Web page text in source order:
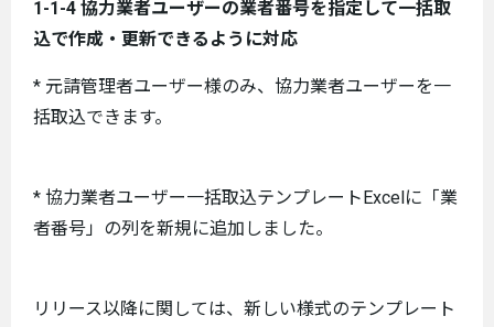
1-1-4 協力業者ユーザーの業者番号を指定して一括取
込で作成・更新できるように対応
* 元請管理者ユーザー様のみ、協力業者ユーザーを一
括取込できます。
* 協力業者ユーザー一括取込テンプレートExcelに「業
者番号」の列を新規に追加しました。
リリース以降に関しては、新しい様式のテンプレート